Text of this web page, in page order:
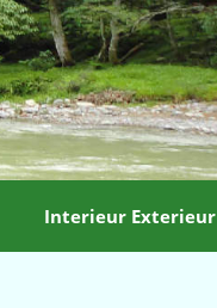
Interieur Exterieur